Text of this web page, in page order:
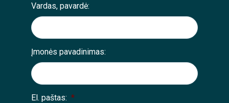
Vardas, pavardė:
Įmonės pavadinimas:
El. paštas: *